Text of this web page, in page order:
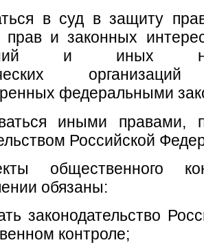
в суд в защиту
прав и законных
и иных
федеральными
иными правами,
Российской
общественного
обязаны:
законодательство
контроле;